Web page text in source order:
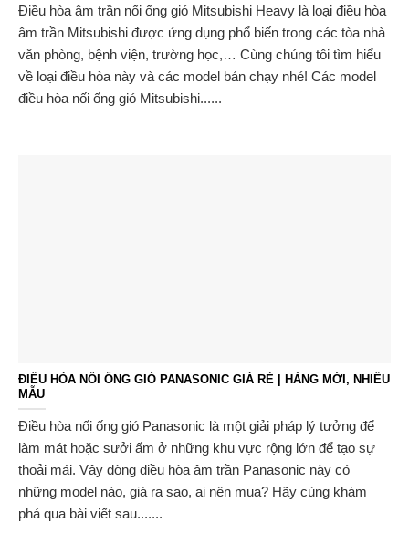
Điều hòa âm trần nối ống gió Mitsubishi Heavy là loại điều hòa
âm trần Mitsubishi được ứng dụng phổ biến trong các tòa nhà
văn phòng, bệnh viện, trường học,… Cùng chúng tôi tìm hiểu
về loại điều hòa này và các model bán chạy nhé! ​​​​​​​Các model
điều hòa nối ống gió Mitsubishi......
ĐIỀU HÒA NỐI ỐNG GIÓ PANASONIC GIÁ RẺ | HÀNG MỚI, NHIỀU
MẪU
Điều hòa nối ống gió Panasonic là một giải pháp lý tưởng để
làm mát hoặc sưởi ấm ở những khu vực rộng lớn để tạo sự
thoải mái. Vậy dòng điều hòa âm trần Panasonic này có
những model nào, giá ra sao, ai nên mua? Hãy cùng khám
phá qua bài viết sau.......